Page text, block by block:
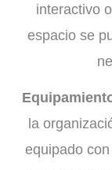
interactivo
espacio se
la
equipado